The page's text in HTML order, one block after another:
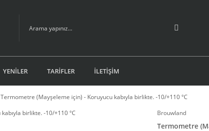
YENİLER TARİFLER İLETİŞİM
Termometre (Mayşeleme için) - Koruyucu kabıyla birlikte. -10/+110 °C
Brouwland
Termometre